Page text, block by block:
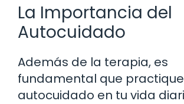
La Importancia del
Autocuidado
Además de la terapia, es
fundamental que
autocuidado en tu vida